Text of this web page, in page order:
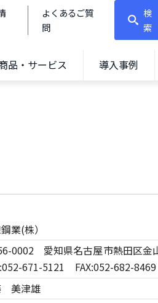
よくあるご質
問
検
索
品・サービス 導入事例
業(株）
0002 愛知県名古屋市熱田区金
671-5121 FAX:052-682-8469
美津雄